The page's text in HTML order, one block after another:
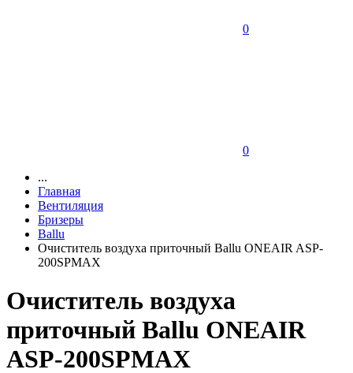
0
0
...
Главная
Вентиляция
Бризеры
Ballu
Очиститель воздуха приточный Ballu ONEAIR ASP-
200SPMAX
Очиститель воздуха
приточный Ballu ONEAIR
ASP-200SPMAX